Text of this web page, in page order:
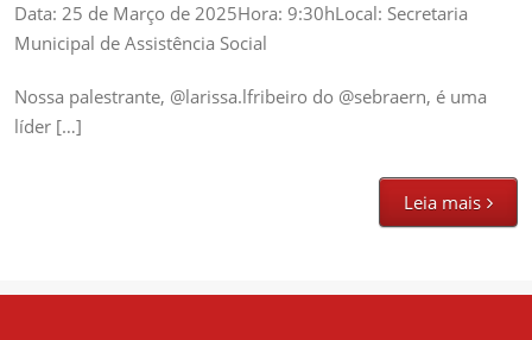
Data: 25 de Março de 2025Hora: 9:30hLocal: Secretaria
Municipal de Assistência Social
Nossa palestrante, @larissa.lfribeiro do @sebraern, é uma
líder […]
Leia mais